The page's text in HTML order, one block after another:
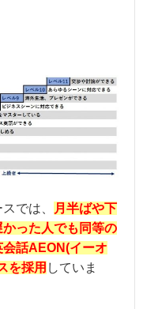
では、
月半ばや下
った人でも同等の
話AEON(イーオ
を採用 していま